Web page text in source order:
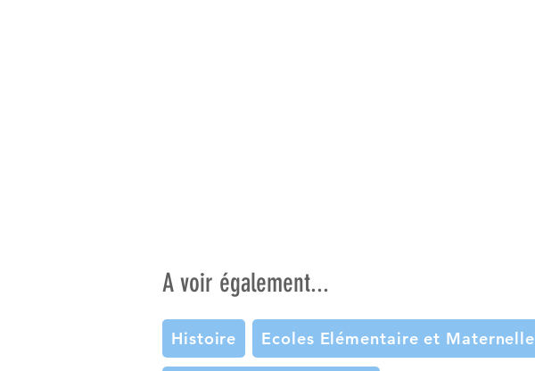
A voir également...
Histoire Ecoles Elémentaire et Maternelle